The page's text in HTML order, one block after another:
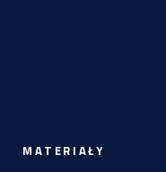
MATERIAŁY